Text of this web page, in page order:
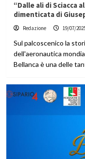
“Dalle ali di Sciacca
dimenticata di
Redazione 19/07/
Sul palcoscenico la
dell'aeronautica
Bellanca è una delle